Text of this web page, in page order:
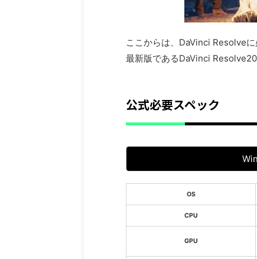
ここからは、DaVinci Resolve
最新版であるDaVinci
公式必要スペック
OS
CPU
GPU